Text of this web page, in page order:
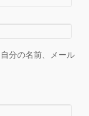
分の名前、メール